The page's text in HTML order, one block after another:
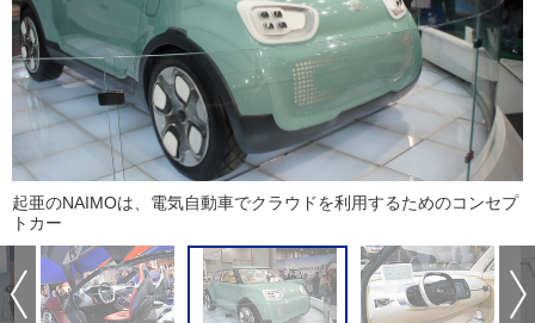
起亜のNAIMOは、電気自動車でクラウドを利用するためのコンセプ
トカー